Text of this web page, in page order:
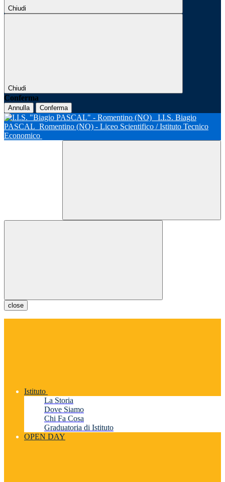
Chiudi
Chiudi
Conferma
Annulla Conferma
I.I.S. Biagio
PASCAL Romentino (NO) - Liceo Scientifico / Istituto Tecnico
Economico
close
Istituto
La Storia
Dove Siamo
Chi Fa Cosa
Graduatoria di Istituto
OPEN DAY